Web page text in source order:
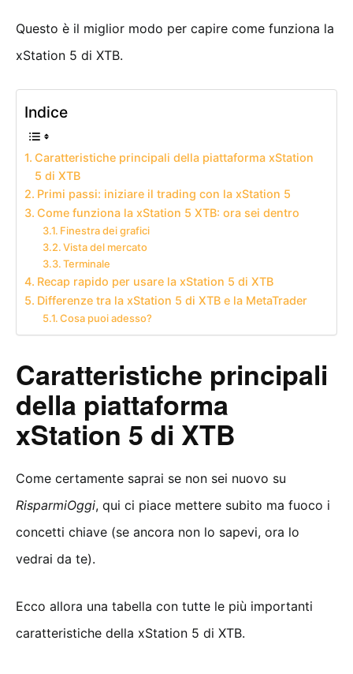
Questo è il miglior modo per capire come funziona la
xStation 5 di XTB.
Indice
Caratteristiche principali della piattaforma xStation
5 di XTB
Primi passi: iniziare il trading con la xStation 5
Come funziona la xStation 5 XTB: ora sei dentro
Finestra dei grafici
Vista del mercato
Terminale
Recap rapido per usare la xStation 5 di XTB
Differenze tra la xStation 5 di XTB e la MetaTrader
Cosa puoi adesso?
Caratteristiche principali
della piattaforma
xStation 5 di XTB
Come certamente saprai se non sei nuovo su
RisparmiOggi, qui ci piace mettere subito ma fuoco i
concetti chiave (se ancora non lo sapevi, ora lo
vedrai da te).
Ecco allora una tabella con tutte le più importanti
caratteristiche della xStation 5 di XTB.